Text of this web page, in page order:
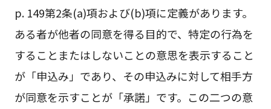
p. 149第2条(a)項および(b)項に定義があります。
ある者が他者の同意を得る目的で、特定の行為を
することまたはしないことの意思を表示すること
が「申込み」であり、その申込みに対して相手方
が同意を示すことが「承諾」です。この二つの意